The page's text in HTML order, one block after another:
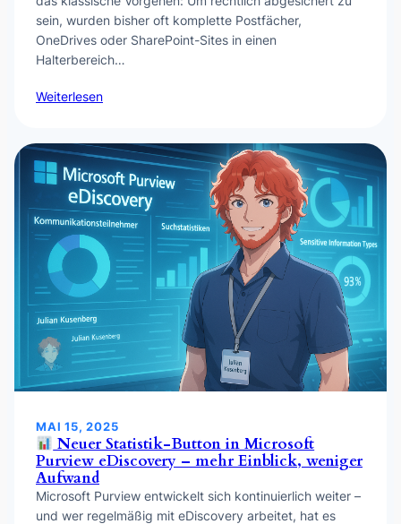
sein, wurden bisher oft komplette Postfächer,
OneDrives oder SharePoint-Sites in einen
Halterbereich…
Weiterlesen
MAI 15, 2025
Neuer Statistik-Button in Microsoft
Purview eDiscovery – mehr Einblick, weniger
Aufwand
Microsoft Purview entwickelt sich kontinuierlich weiter –
und wer regelmäßig mit eDiscovery arbeitet, hat es